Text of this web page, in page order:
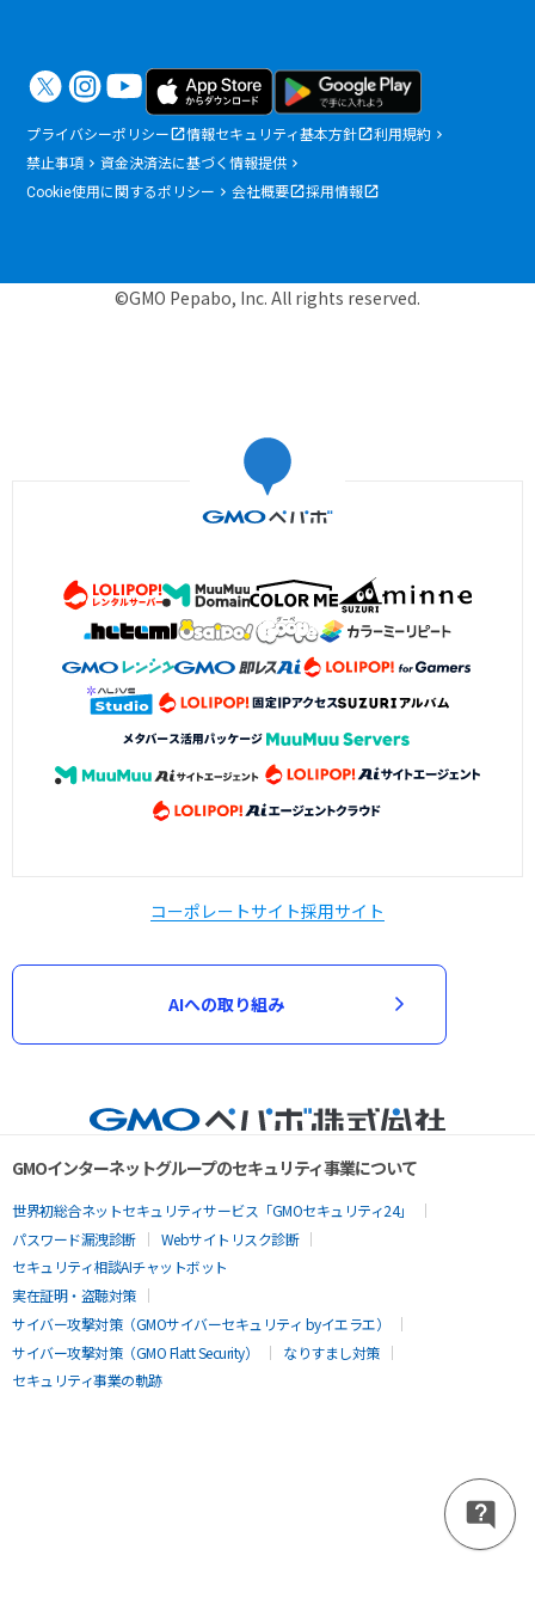
プライバシーポリシー 情報セキュリティ基本方針
利用規約
禁止事項
資金決済法に基づく情報提供
Cookie使用に関するポリシー
会社概要 採用情報
©GMO Pepabo, Inc. All rights reserved.
コーポレートサイト採用サイト
AIへの取り組み
GMOインターネットグループのセキュリティ事業について
世界初総合ネットセキュリティサービス「GMOセキュリティ24」
パスワード漏洩診断
Webサイトリスク診断
セキュリティ相談AIチャットボット
実在証明・盗聴対策
サイバー攻撃対策（GMOサイバーセキュリティ byイエラエ）
サイバー攻撃対策（GMO Flatt Security）
なりすまし対策
セキュリティ事業の軌跡